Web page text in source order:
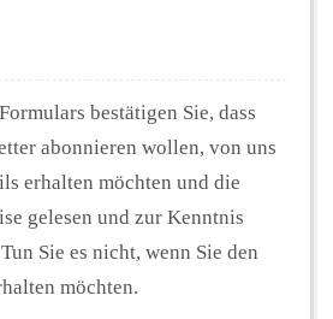
bestätigen Sie, dass
abonnieren wollen, von uns
erhalten möchten und die
gelesen und zur Kenntnis
Sie es nicht, wenn Sie den
möchten.